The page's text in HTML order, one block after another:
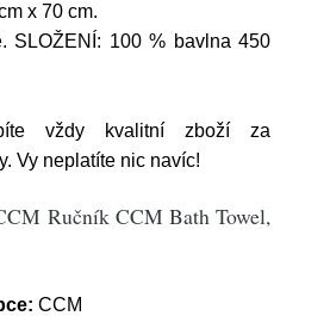
x 70 cm.
SLOŽENÍ: 100 % bavlna 450
vždy kvalitní zboží za
Vy neplatíte nic navíc!
Ručník CCM Bath Towel,
CCM